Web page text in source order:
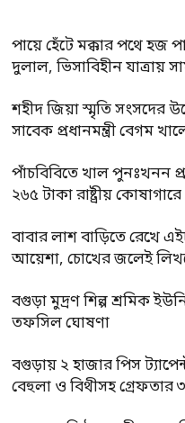
পায়ে হেঁটে মক্কার পথে হজ
দুলাল, ভিসাবিহীন যাত্রায়
শহীদ জিয়া স্মৃতি সংসদের
সাবেক প্রধানমন্ত্রী বেগম
পাঁচবিবিতে খাল পুনঃখনন
২৬৫ টাকা রাষ্ট্রীয়
বাবার লাশ বাড়িতে রেখে
আয়েশা, চোখের জলেই
বগুড়া মুদ্রণ শিল্প শ্রমিক
তফসিল ঘোষণা
বগুড়ায় ২ হাজার পিস
বেহুলা ও বিথীসহ গ্রেফতার ৩